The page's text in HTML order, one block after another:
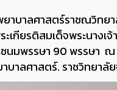
าบาลศาสตร์ราชณวิทย
เกียรติสมเด็จพระนาง
ชนมพรรษา 90 พรรษา
บาลศาสตร์. ราชวิทยา